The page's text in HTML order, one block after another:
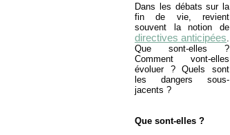
Dans les débats sur la
fin de vie, revient
souvent la notion de
directives anticipées
Que sont-elles ?
Comment vont-elles
évoluer ? Quels sont
les dangers sous-
jacents ?
Que sont-elles ?